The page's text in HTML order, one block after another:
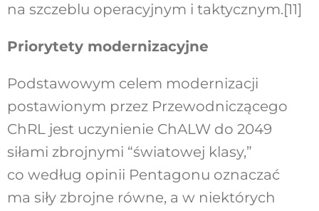
na szczeblu operacyjnym i taktycznym.[11]
Priorytety modernizacyjne
Podstawowym celem modernizacji
postawionym przez Przewodniczącego
ChRL jest uczynienie ChALW do 2049
siłami zbrojnymi “światowej klasy,”
co według opinii Pentagonu oznaczać
ma siły zbrojne równe, a w niektórych